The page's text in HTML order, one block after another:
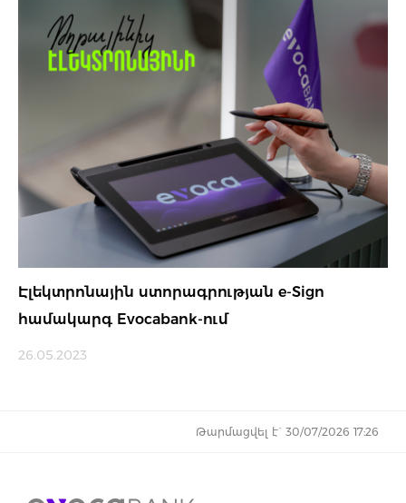
Էլեկտրոնային ստորագրության e-Sign
համակարգ Evocabank-ում
26.05.2023
Թարմացվել է` 30/07/2026 17:26